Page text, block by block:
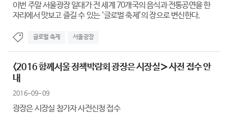
이번 주말 서울광장 일대가 전 세계 70개국의 음식과 전통공연을 한
자리에서 맛보고 즐길 수 있는 ‘글로벌 축제’의 장으로 변신한다.
글로벌 축제 서울광장
<2016 함께서울 정책박람회 광장은 시장실＞ 사전 접수 안
내
2016-09-09
광장은 시장실 참가자 사전신청 접수